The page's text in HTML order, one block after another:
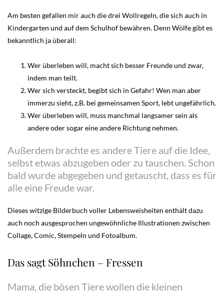
Am besten gefallen mir auch die drei Wollregeln, die sich auch in
Kindergarten und auf dem Schulhof bewähren. Denn Wölfe gibt es
bekanntlich ja überall:
Wer überleben will, macht sich besser Freunde und zwar,
indem man teilt.
Wer sich versteckt, begibt sich in Gefahr! Wen man aber
immerzu sieht, z.B. bei gemeinsamen Sport, lebt ungefährlich.
Wer überleben will, muss manchmal langsamer sein als
andere oder sogar eine andere Richtung nehmen.
Außerdem brachte es andere Tiere auf die Idee,
selbst etwas abzugeben oder zu tauschen. Schon
bald wurde abgegeben und getauscht, dass es für
alle eine Freude war.
Dieses witzige Bilderbuch voller Lebensweisheiten enthält dazu
auch noch ausgesprochen ungewöhnliche Illustrationen zwischen
Collage, Comic, Stempeln und Fotoalbum.
Das sagt Söhnchen – Fressen
Mama, die bösen Tiere wollen die kleinen